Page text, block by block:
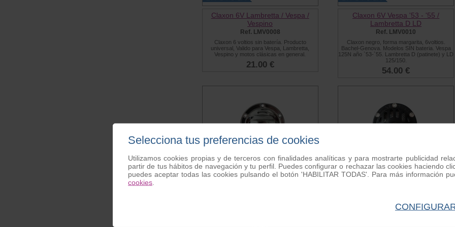
Claxon 6V Lambretta / Vespa /
Vespino
Ref. LMV0008
Claxon 6 voltios sin batería. Producto
universal, Valido para Vespa, Lambretta,
Vespino y motos clásicas en general.
21.00 €
Claxon 6V Vespa '53 - '55 /
Lambretta D LD
Ref. LMV0010
Claxon negro, forma margarita, 6voltios.
Bachel-Genova. Modelos SIN bateria. Vespa
125N año `53-`55. Lambretta D (patinete) y LD
125/150.
54.00 €
Claxon 6V Vespa y Vespino Claxon 6V Vespa y Vespino
Modelo "GENOVA". Color negro. Adaptable a
Vespa 150S, 150 Sprint, 150GS, Vespa 50/75,
Selecciona tus preferencias de cookies
Utilizamos cookies propias y de terceros con finalidades analíticas y para mostrarte publicidad
partir de tus hábitos de navegación y tu perfil. Puedes configurar o rechazar las cookies haciendo
puedes aceptar todas las cookies pulsando el botón 'HABILITAR TODAS'. Para más información
cookies